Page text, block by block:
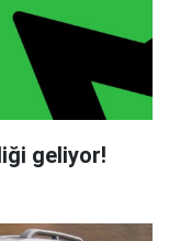
geliyor!